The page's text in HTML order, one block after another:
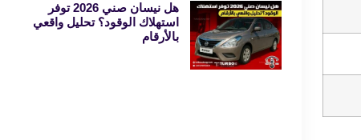
هل نيسان صني 2026 توفر
استهلاك الوقود؟ تحليل واقعي
بالأرقام